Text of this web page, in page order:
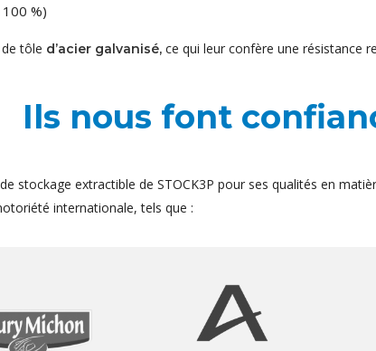
%)
tôle d’acier galvanisé, ce qui leur confère une résistance
Ils nous font
stockage extractible de STOCK3P pour ses qualités en
internationale, tels que :